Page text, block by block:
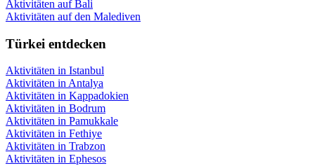
Aktivitäten auf Bali
Aktivitäten auf den Malediven
Türkei entdecken
Aktivitäten in Istanbul
Aktivitäten in Antalya
Aktivitäten in Kappadokien
Aktivitäten in Bodrum
Aktivitäten in Pamukkale
Aktivitäten in Fethiye
Aktivitäten in Trabzon
Aktivitäten in Ephesos